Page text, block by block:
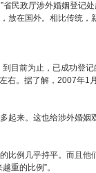
民政厅涉外婚姻登记
放在国外。相比传统，
目前为止，已成功登
右。据了解，2007年1
来。这也给涉外婚姻
比例几乎持平。而且他
重的比例”。